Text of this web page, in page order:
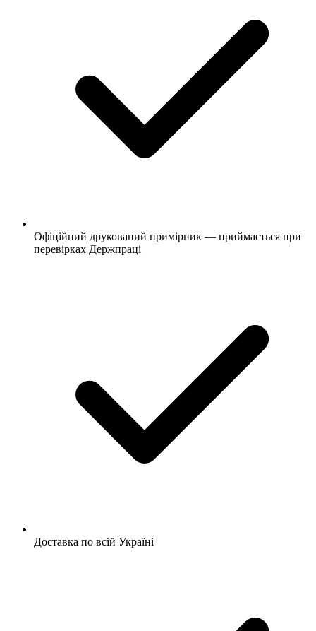
Офіційний друкований примірник — приймається при
перевірках Держпраці
Доставка по всій Україні